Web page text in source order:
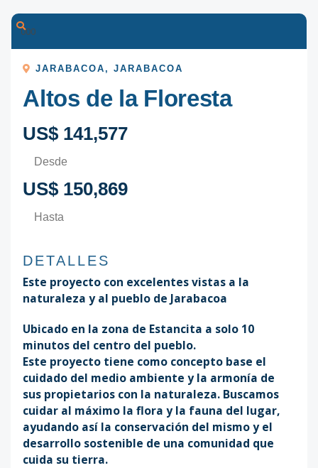
000
JARABACOA ,JARABACOA
Altos de la Floresta
US$ 141,577
Desde
US$ 150,869
Hasta
DETALLES
Este proyecto con excelentes vistas a la
naturaleza y al pueblo de Jarabacoa
Ubicado en la zona de Estancita a solo 10
minutos del centro del pueblo.
Este proyecto tiene como concepto base el
cuidado del medio ambiente y la armonía de
sus propietarios con la naturaleza. Buscamos
cuidar al máximo la flora y la fauna del lugar,
ayudando así la conservación del mismo y el
desarrollo sostenible de una comunidad que
cuida su tierra.